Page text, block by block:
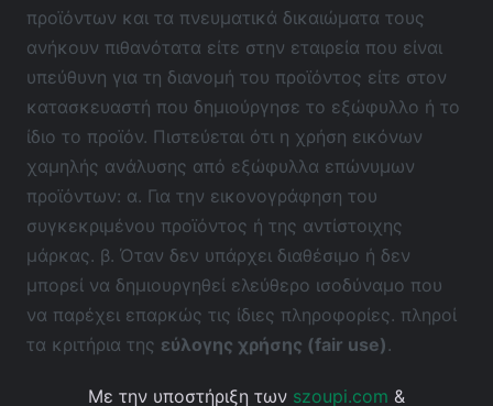
προϊόντων και τα πνευματικά δικαιώματα τους
ανήκουν πιθανότατα είτε στην εταιρεία που είναι
υπεύθυνη για τη διανομή του προϊόντος είτε στον
κατασκευαστή που δημιούργησε το εξώφυλλο ή το
ίδιο το προϊόν. Πιστεύεται ότι η χρήση εικόνων
χαμηλής ανάλυσης από εξώφυλλα επώνυμων
προϊόντων: α. Για την εικονογράφηση του
συγκεκριμένου προϊόντος ή της αντίστοιχης
μάρκας. β. Όταν δεν υπάρχει διαθέσιμο ή δεν
μπορεί να δημιουργηθεί ελεύθερο ισοδύναμο που
να παρέχει επαρκώς τις ίδιες πληροφορίες. πληροί
τα κριτήρια της εύλογης χρήσης (fair use).
Με την υποστήριξη των szoupi.com &